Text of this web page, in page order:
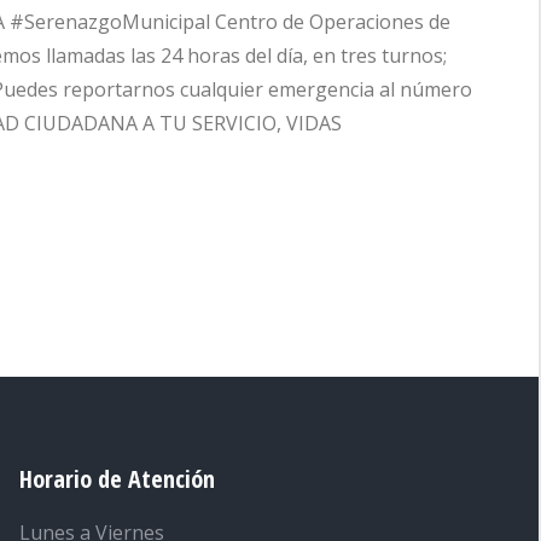
#SerenazgoMunicipal Centro de Operaciones de
llamadas las 24 horas del día, en tres turnos;
reportarnos cualquier emergencia al número
CIUDADANA A TU SERVICIO, VIDAS
Horario de Atención
Lunes a Viernes